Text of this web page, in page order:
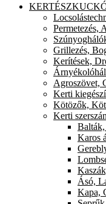
Permetezés,
Grillezés,
Kerítések,
Agroszövet,
Kerti
Kötözők,
Kerti
Karos
Ásó,
Kapa,